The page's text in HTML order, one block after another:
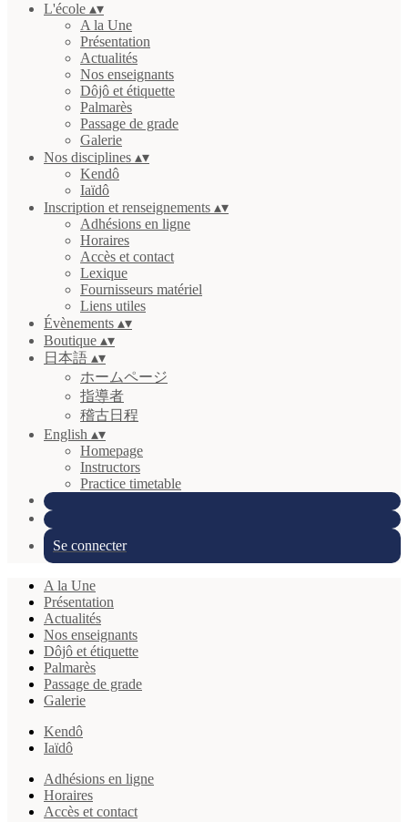
L'école ▴▾
A la Une
Présentation
Actualités
Nos enseignants
Dôjô et étiquette
Palmarès
Passage de grade
Galerie
Nos disciplines ▴▾
Kendô
Iaïdô
Inscription et renseignements ▴▾
Adhésions en ligne
Horaires
Accès et contact
Lexique
Fournisseurs matériel
Liens utiles
Évènements ▴▾
Boutique ▴▾
日本語 ▴▾
ホームページ
指導者
稽古日程
English ▴▾
Homepage
Instructors
Practice timetable
Se connecter
A la Une
Présentation
Actualités
Nos enseignants
Dôjô et étiquette
Palmarès
Passage de grade
Galerie
Kendô
Iaïdô
Adhésions en ligne
Horaires
Accès et contact